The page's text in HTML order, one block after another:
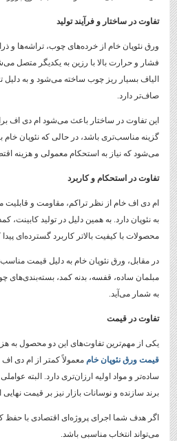
تفاوت در ساختار و فرآیند تولید
ورق نئوپان خام از خرده‌های چوب، تراشه‌ها و
فشار و حرارت بالا با رزین به یکدیگر متصل
الیاف بسیار ریز چوب ساخته می‌شود و به دلیل
صاف‌تر دارد.
این تفاوت در ساختار باعث می‌شود ام دی اف
گزینه مناسب‌تری باشد، در حالی که نئوپان
می‌شود که نیاز به استحکام معمولی و هزینه
تفاوت در استحکام و کاربرد
ام دی اف خام از نظر تراکم، مقاومت و
به نئوپان دارد. به همین دلیل در تولید کابینت،
محصولات با کیفیت بالاتر کاربرد گسترده‌ای
در مقابل، ورق نئوپان خام به دلیل قیمت
مبلمان ساده، قفسه، بدنه کمد، بسته‌بندی‌های
به شمار می‌آید.
تفاوت در قیمت
یکی از مهم‌ترین تفاوت‌های این دو محصول به
قیمت ورق نئوپان خام معمولاً کمتر از ام دی اف
ساده‌تر و مواد اولیه ارزان‌تری دارد. البته
برند سازنده و نوسانات بازار نیز بر قیمت
اگر هدف شما اجرای پروژه‌ای اقتصادی با حفظ
می‌تواند انتخاب مناسبی باشد.